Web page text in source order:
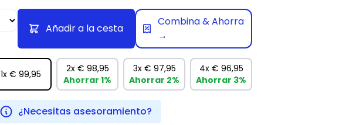
Añadir a la cesta
Combina & Ahorra
→
1x € 99,95 2x € 98,95
Ahorrar 1%
3x € 97,95
Ahorrar 2%
4x € 96,95
Ahorrar 3%
¿Necesitas asesoramiento?